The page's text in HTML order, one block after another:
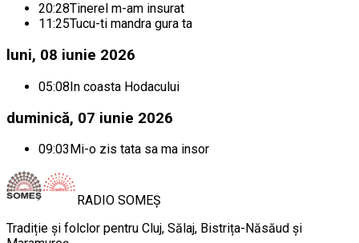
20:28Tinerel m-am insurat
11:25Tucu-ti mandra gura ta
luni, 08 iunie 2026
05:08In coasta Hodacului
duminică, 07 iunie 2026
09:03 Mi-o zis tata sa ma insor
RADIO SOMEȘ
Tradiție și folclor pentru Cluj, Sălaj, Bistrița-Năsăud și